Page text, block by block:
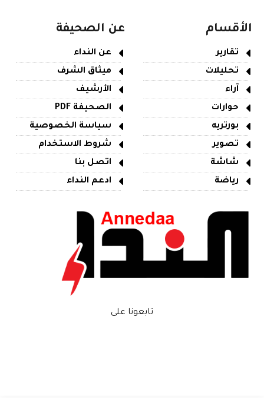
الأقسام
تقارير
تحليلات
آراء
حوارات
بورتريه
تصوير
شاشة
رياضة
عن الصحيفة
عن النداء
ميثاق الشرف
الأرشيف
الصحيفة PDF
سياسة الخصوصية
شروط الاستخدام
اتصل بنا
ادعم النداء
تابعونا على